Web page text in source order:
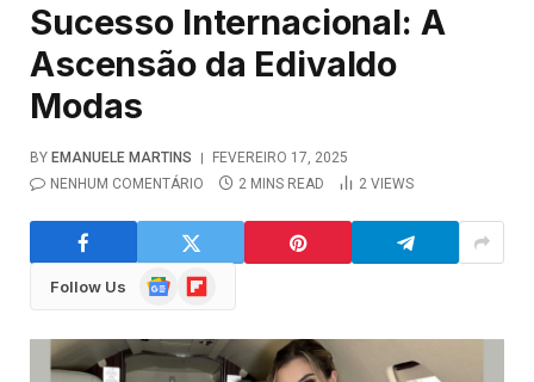
Sucesso Internacional: A
Ascensão da Edivaldo
Modas
BY EMANUELE MARTINS
FEVEREIRO 17, 2025
NENHUM COMENTÁRIO
2 MINS READ 2 VIEWS
Follow Us
GoogleFlipboard